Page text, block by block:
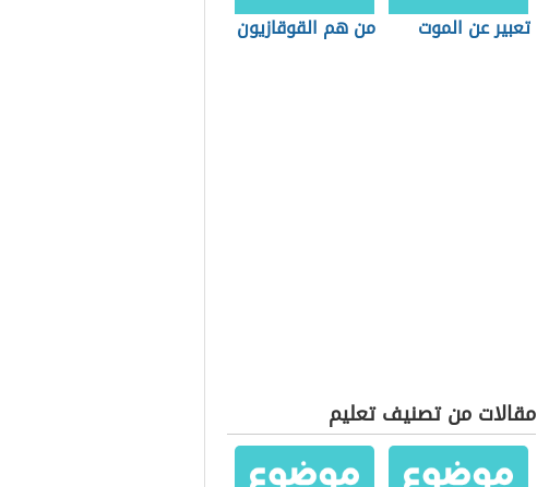
تعبير عن الموت من هم القوقازيون
مقالات من تصنيف تعليم